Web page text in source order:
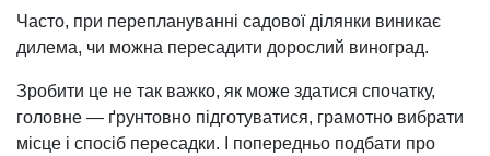
Часто, при переплануванні садової ділянки виникає
дилема, чи можна пересадити дорослий виноград.
Зробити це не так важко, як може здатися спочатку,
головне — ґрунтовно підготуватися, грамотно вибрати
місце і спосіб пересадки. І попередньо подбати про